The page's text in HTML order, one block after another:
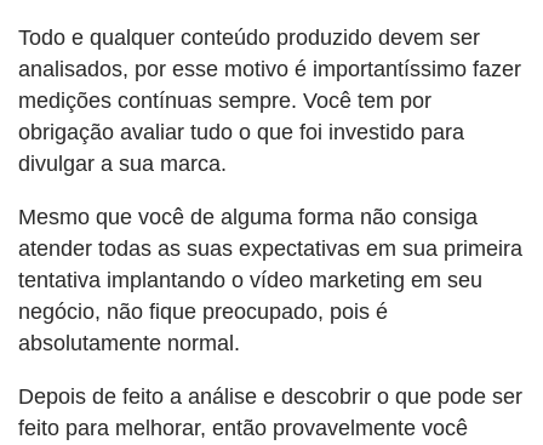
Todo e qualquer conteúdo produzido devem ser
analisados, por esse motivo é importantíssimo fazer
medições contínuas sempre. Você tem por
obrigação avaliar tudo o que foi investido para
divulgar a sua marca.
Mesmo que você de alguma forma não consiga
atender todas as suas expectativas em sua primeira
tentativa implantando o vídeo marketing em seu
negócio, não fique preocupado, pois é
absolutamente normal.
Depois de feito a análise e descobrir o que pode ser
feito para melhorar, então provavelmente você